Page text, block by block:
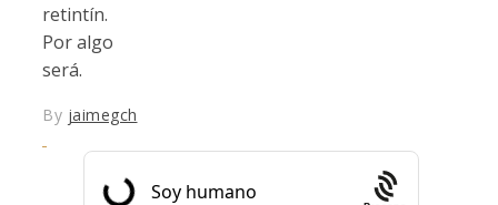
retintín.
Por algo
será.
By jaimegch